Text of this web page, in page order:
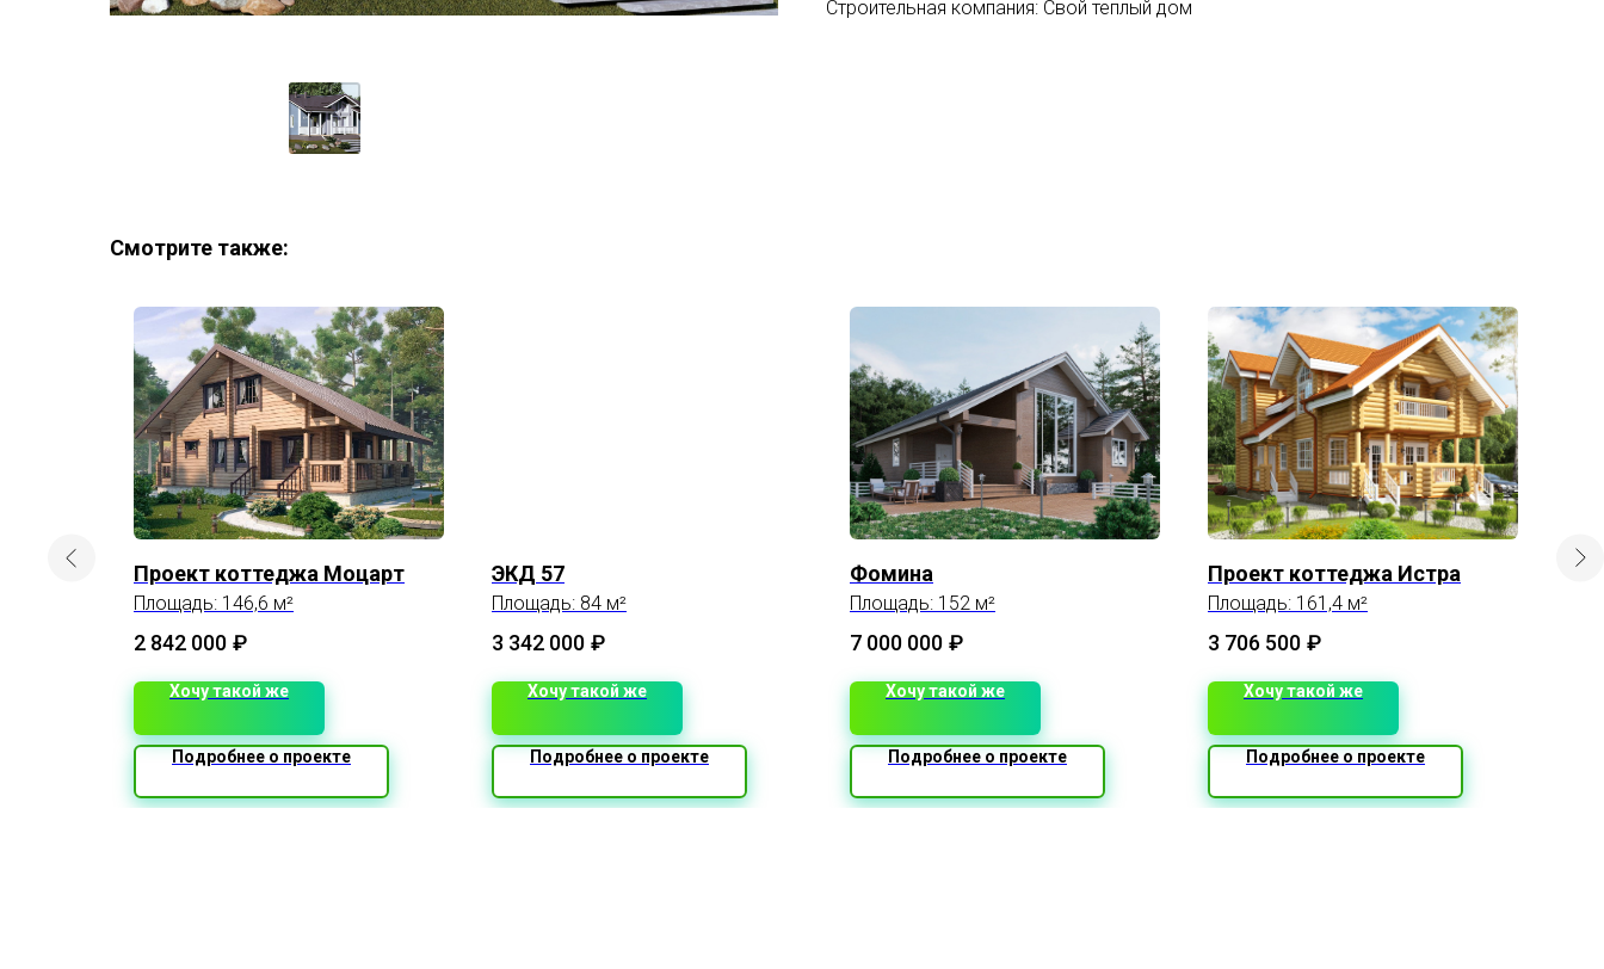
Строительная компания: Свой теплый дом
Смотрите также:
Проект коттеджа Моцарт
Площадь: 146,6 м²
2 842 000 ₽
Хочу такой же
Подробнее о проекте
ЭКД 57
Площадь: 84 м²
3 342 000 ₽
Хочу такой же
Подробнее о проекте
Фомина
Площадь: 152 м²
7 000 000 ₽
Хочу такой же
Подробнее о проекте
Проект коттеджа Истра
Площадь: 161,4 м²
3 706 500 ₽
Хочу такой же
Подробнее о проекте